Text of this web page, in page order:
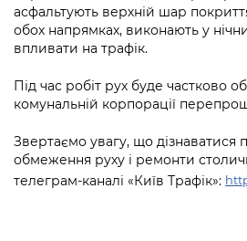
Підприємства, установи,
Kyiv International Relations
Річні звіти
Безбар'єрність
Портал Захисників та
Портал послуг
Міський застосунок Київ
Важливе під час воєнного
Уряд» – місцевий рівень»
Важливе під час воєнного
Про відкриті дані
Портал даних Києва
Публічні дашборди
асфальтують верхній шар
обох напрямках, виконають у
впливати на трафік.
Під час робіт рух буде частково
комунальній корпорації
Звертаємо увагу, що
обмеження руху і ремонти
телеграм-каналі «Київ Трафік»: